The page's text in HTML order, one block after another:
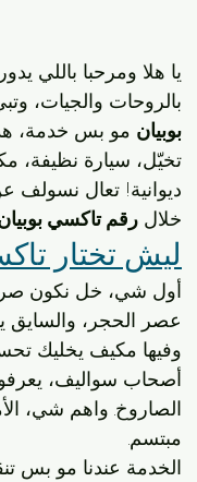
يا هلا ومرحبا باللي
بالروحات والجيات،
بوبيان مو بس خدمة،
تخيّل، سيارة نظيفة،
ديوانية! تعال
خلال رقم تاكسي
ليش تختار
أول شي، خل نكون
عصر الحجر،
وفيها مكيف يخليك
أصحاب سواليف،
الصاروخ. واهم شي،
مبتسم.
الخدمة عندنا مو بس